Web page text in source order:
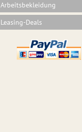
Arbeitsbekleidung
Leasing-Deals